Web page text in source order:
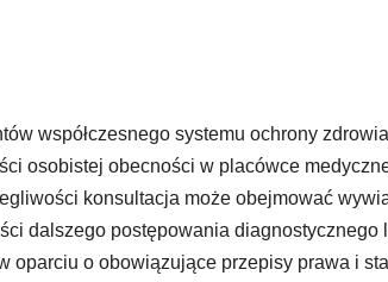
współczesnego systemu ochrony
osobistej obecności w placówce
konsultacja może obejmować
dalszego postępowania diagnostycznego
oparciu o obowiązujące przepisy prawa i